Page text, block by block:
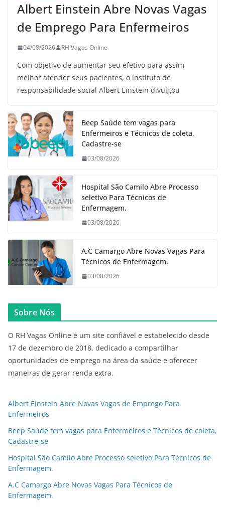
Albert Einstein Abre Novas Vagas
de Emprego Para Enfermeiros
04/08/2026 RH Vagas Online
Com objetivo de aumentar seu efetivo para assim
melhor atender seus pacientes, o instituto de
responsabilidade social Albert Einstein divulgou
Beep Saúde tem vagas para
Enfermeiros e Técnicos de coleta,
Cadastre-se
03/08/2026
Hospital São Camilo Abre Processo
seletivo Para Técnicos de
Enfermagem.
03/08/2026
A.C Camargo Abre Novas Vagas Para
Técnicos de Enfermagem.
03/08/2026
Sobre Nós
O RH Vagas Online é um site confiável e estabelecido desde
17 de dezembro de 2018, dedicado a compartilhar
oportunidades de emprego na área da saúde e oferecer
maneiras de gerar renda extra.
Albert Einstein Abre Novas Vagas de Emprego Para
Enfermeiros
Beep Saúde tem vagas para Enfermeiros e Técnicos de coleta,
Cadastre-se
Hospital São Camilo Abre Processo seletivo Para Técnicos de
Enfermagem.
A.C Camargo Abre Novas Vagas Para Técnicos de
Enfermagem.